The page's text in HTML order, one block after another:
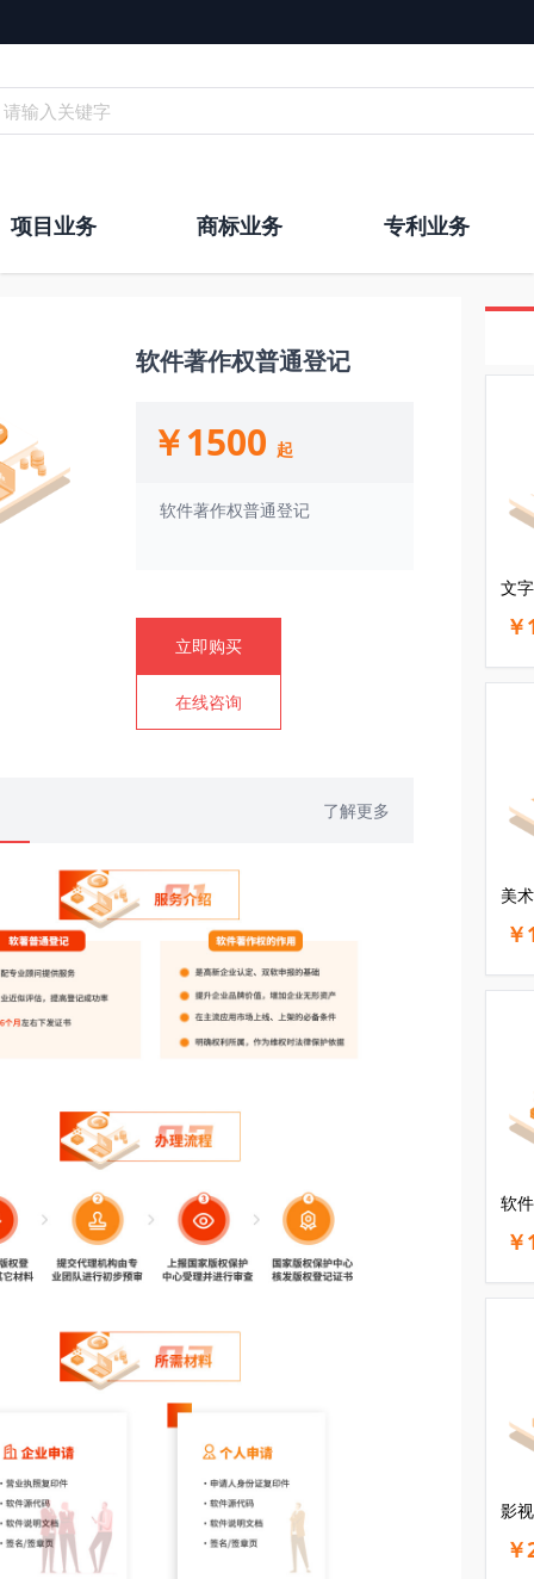
请输入关键字
项目业务 商标业务 专利业务
软件著作权普通登记
￥1500 起
软件著作权普通登记
立即购买
在线咨询
了解更多
文
美
软
影